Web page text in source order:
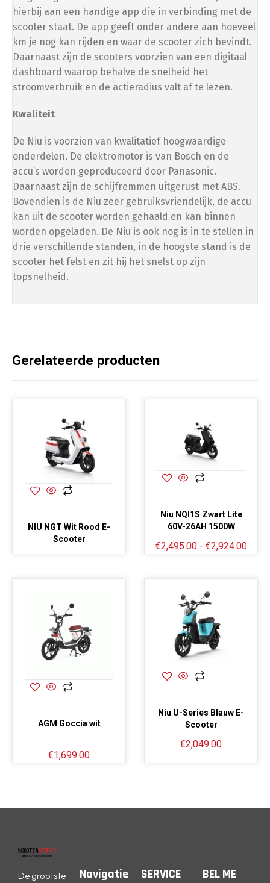
Scooterhoes(+€ 50.00)
Afstelling op ±34 km/u (gedoogde snelheid)
Afstelling op ±54 km/u (gedoogde snelheid)
hierbij aan een handige app die in verbinding met de
scooter staat. De app geeft onder andere aan hoeveel
km je nog kan rijden en waar de scooter zich bevindt.
Daarnaast zijn de scooters voorzien van een digitaal
dashboard waarop behalve de snelheid het
stroomverbruik en de actieradius valt af te lezen.
Kwaliteit
De Niu is voorzien van kwalitatief hoogwaardige
onderdelen. De elektromotor is van Bosch en de
accu’s worden geproduceerd door Panasonic.
Daarnaast zijn de schijfremmen uitgerust met ABS.
Bovendien is de Niu zeer gebruiksvriendelijk, de accu
kan uit de scooter worden gehaald en kan binnen
worden opgeladen. De Niu is ook nog is in te stellen in
drie verschillende standen, in de hoogste stand is de
scooter het felst en zit hij het snelst op zijn
topsnelheid.
Gerelateerde producten
NIU NGT Wit Rood E-
Scooter
Niu NQI1S Zwart Lite
60V-26AH 1500W
€2,495.00 - €2,924.00
AGM Goccia wit
€1,699.00
Niu U-Series Blauw E-
Scooter
€2,049.00
De grootste
Navigatie SERVICE
BEL ME